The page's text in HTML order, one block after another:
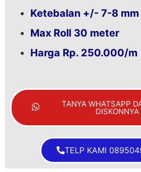
Ketebalan +/- 7-8 mm
Max Roll 30 meter
Harga Rp. 250.000/m
TANYA WHATSAPP
DISKONNYA
TELP KAMI